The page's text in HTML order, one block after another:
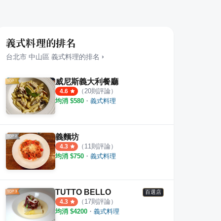
義式料理的排名
台北市 中山區 義式料理的排名 ›
威尼斯義大利餐廳
4.6 （ 20則評論）
均消 $580 ・ 義式料理
義麵坊
4.3 （ 11 則評論）
均消 $750 ・ 義式料理
TUTTO BELLO 百選店
4.3 （ 17則評論）
均消 $4200 ・ 義式料理